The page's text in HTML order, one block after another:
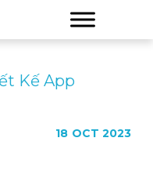
Kế App
18 OCT 2023